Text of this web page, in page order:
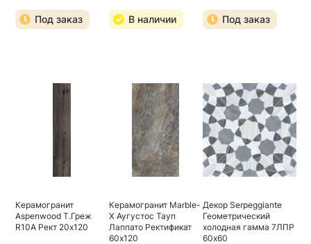
Под заказ В наличии Под заказ
Керамогранит
Aspenwood Т.Греж
R10A Рект 20х120
Керамогранит Marble-
X Аугустос Тауп
Лаппато Ректификат
60х120
Декор Serpeggiante
Геометрический
холодная гамма 7ЛПР
60х60